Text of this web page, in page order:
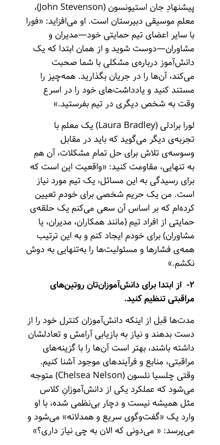
پیشنهادِ جان استیونسون (John Stevenson)،
معلم موسیقی دبیرستان است. او می‌افزاید: «فورا
با سایر اعضای تیم حمایتی خود—مدیران و
مشاوران—دوست شوید و از همان ابتدا که یک
دانش‌آموز درباره‌ی مشکلی با شما صحبت
می‌کند، آن‌ها را در جریان بگذارید. همه‌چیز را
مستند کنید و یادداشت‌های خود را در اسرع
وقت به شخص دیگری در تیم بفرستید.»
لورا برادلی (Laura Bradley) یک معلم با
تجربه‌ی دیگر می‌گوید که باید در مقابل
وسوسه‌ی تلاش برای حل تمام مشکلات، آن هم
به تنهایی، مقاومت کنید: «واقعیت این است که
برای رسیدگی به این مسائل، یک تیم مورد نیاز
است. من یک حریم شخصی برای خودم تعیین
کرده‌ام که بر اساس آن سعی می‌کنم یک حلقه‌ی
حمایتی از افراد تیم (مانند همکاران، مدیران، یا
مشاوران) برای خودم ایجاد کنم و به این ترتیب
همه‌ی فشارها و مسئولیت‌ها را به‌تنهایی به دوش
نکشم.»
۲- از ابتدا برای دانش‌آموزان‌تان روتین‌های
مراقبتی تنظیم کنید.
مدت‌ها قبل از اینکه دانش‌آموزان کنترل خود را از
دست بدهند و نیاز به بازیابی آرامش و تعادلشان
داشته باشند، بهتر است آن‌ها را با گزینه‌های
مراقبتی، منابع و فرآیندهای موجود آشنا کنیم.
وقتی چلسیا نلسون (Chelsea Nelson) متوجه
می‌شود که عملکرد یکی از دانش‌آموزانِ کلاس
مثل همیشه نیست و دچار بی‌نظمی شده، با او
وارد یک «گفت‌وگوی سریع و همدلانه» می‌شود و
می‌پرسد: « می‌دونی که الان به چی نیاز داری؟»